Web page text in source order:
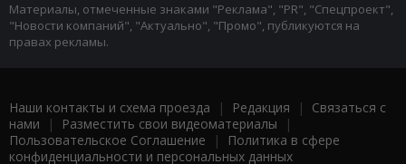
Материалы, отмеченные знаками "Реклама", "PR", "Спецпроект",
"Новости компаний", "Актуально", "Промо", публикуются на
правах рекламы.
Наши контакты и схема проезда | Редакция | Связаться с
нами | Разместить свои видеоматериалы |
Пользовательское Соглашение |
Политика в сфере
конфиденциальности и персональных данных